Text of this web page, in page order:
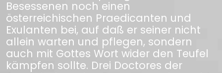
Besessenen noch einen
österreichischen Praedicanten und
Exulanten bei, auf daß er seiner nicht
allein warten und pflegen, sondern
auch mit Gottes Wort wider den Teufel
kämpfen sollte. Drei Doctores der